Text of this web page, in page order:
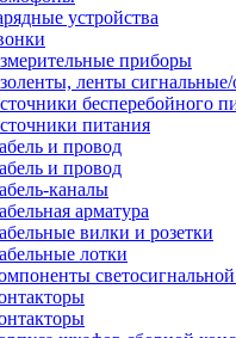
устройства
приборы
ленты сигнальные/
бесперебойного
питания
и провод
и провод
каналы
арматура
вилки и розетки
лотки